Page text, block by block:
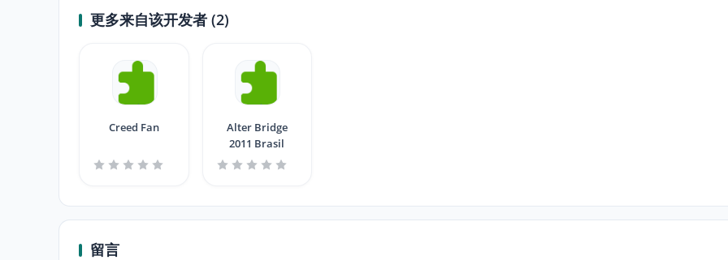
更多来自该开发者 (2)
Creed Fan
Alter Bridge
2011 Brasil
留言